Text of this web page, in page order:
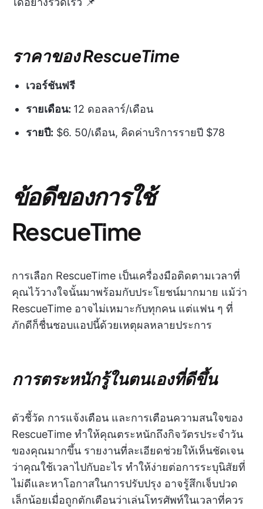
ราคาของ RescueTime
เวอร์ชันฟรี
รายเดือน: 12 ดอลลาร์/เดือน
รายปี: $6. 50/เดือน, คิดค่าบริการรายปี $78
ข้อดีของการใช้
RescueTime
การเลือก RescueTime เป็นเครื่องมือติดตามเวลาที่
คุณไว้วางใจนั้นมาพร้อมกับประโยชน์มากมาย แม้ว่า
RescueTime อาจไม่เหมาะกับทุกคน แต่แฟน ๆ ที่
ภักดีก็ชื่นชอบแอปนี้ด้วยเหตุผลหลายประการ
การตระหนักรู้ในตนเองที่ดีขึ้น
ตัวชี้วัด การแจ้งเตือน และการเตือนความสนใจของ
RescueTime ทำให้คุณตระหนักถึงกิจวัตรประจำวัน
ของคุณมากขึ้น รายงานที่ละเอียดช่วยให้เห็นชัดเจน
ว่าคุณใช้เวลาไปกับอะไร ทำให้ง่ายต่อการระบุนิสัยที่
ไม่ดีและหาโอกาสในการปรับปรุง อาจรู้สึกเจ็บปวด
เล็กน้อยเมื่อถูกตักเตือนว่าเล่นโทรศัพท์ในเวลาที่ควร